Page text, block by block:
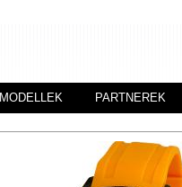
MODELLEK PARTNEREK